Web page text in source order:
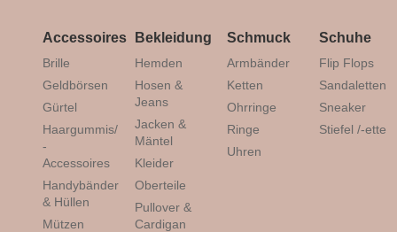
Accessoires
Brille
Geldbörsen
Gürtel
Haargummis/
-
Accessoires
Handybänder
& Hüllen
Mützen
Bekleidung
Hemden
Hosen &
Jeans
Jacken &
Mäntel
Kleider
Oberteile
Pullover &
Cardigan
Schmuck
Armbänder
Ketten
Ohrringe
Ringe
Uhren
Schuhe
Flip Flops
Sandaletten
Sneaker
Stiefel /-ette